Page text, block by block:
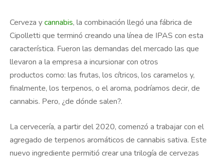
Cerveza ycannabis, la combinación llegó una fábrica de
Cipolletti que terminó creando una línea de IPAS con esta
característica. Fueron las demandas del mercado las que
llevaron a la empresa a incursionar con otros
productos como: las frutas, los cítricos, los caramelos y,
finalmente, los terpenos, o el aroma, podríamos decir, de
cannabis. Pero, ¿de dónde salen?.
La cervecería, a partir del 2020, comenzó a trabajar con el
agregado de terpenos aromáticos de cannabis sativa. Este
nuevo ingrediente permitió crear una trilogía de cervezas